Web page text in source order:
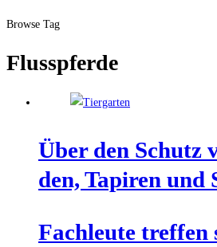
Browse Tag
Flusspferde
Über den Schutz
den, Tapi­ren und
Fach­leu­te